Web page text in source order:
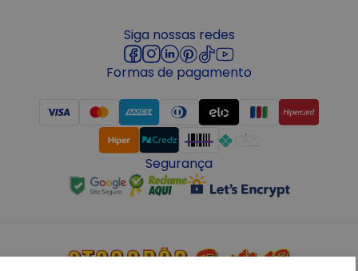
Siga nossas redes
Formas de pagamento
Segurança